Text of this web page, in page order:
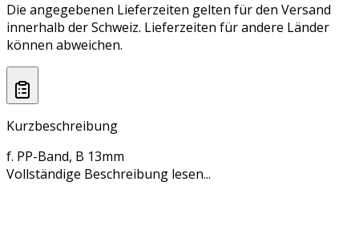
Die angegebenen Lieferzeiten gelten für den Versand
innerhalb der Schweiz. Lieferzeiten für andere Länder
können abweichen.
Kurzbeschreibung
f. PP-Band, B 13mm
Vollständige Beschreibung lesen...